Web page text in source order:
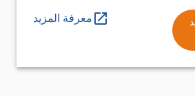
معرفة المزيد